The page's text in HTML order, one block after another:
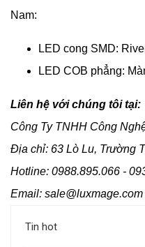
Nam:
LED cong SMD:
LED COB phẳng:
Liên hệ với chúng tôi tại:
Công Ty TNHH Công
Địa chỉ: 63 Lò Lu, Trường
Hotline: 0988.895.066 -
Email: sale@luxmage.com
Tin hot